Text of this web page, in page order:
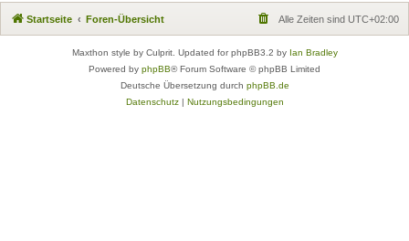
Startseite Foren-Übersicht Alle Zeiten sind UTC+02:00
Maxthon style by Culprit. Updated for phpBB3.2 by Ian Bradley
Powered by phpBB® Forum Software © phpBB Limited
Deutsche Übersetzung durch phpBB.de
Datenschutz| Nutzungsbedingungen